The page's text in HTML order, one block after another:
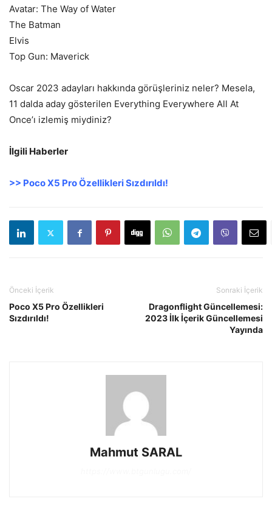
Avatar: The Way of Water
The Batman
Elvis
Top Gun: Maverick
Oscar 2023 adayları hakkında görüşleriniz neler? Mesela,
11 dalda aday gösterilen Everything Everywhere All At
Once’ı izlemiş miydiniz?
İlgili Haberler
>> Poco X5 Pro Özellikleri Sızdırıldı!
Önceki İçerik
Poco X5 Pro Özellikleri
Sızdırıldı!
Sonraki İçerik
Dragonflight Güncellemesi:
2023 İlk İçerik Güncellemesi
Yayında
Mahmut SARAL